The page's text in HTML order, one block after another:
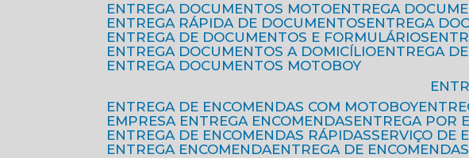
ENTREGA DOCUMENTOS MOTO
ENTREGA
ENTREGA RÁPIDA DE DOCUMENTOS
ENTREGA
ENTREGA DE DOCUMENTOS E FORMULÁRIOS
ENTREGA DOCUMENTOS A DOMICÍLIO
ENTREGA
ENTREGA DOCUMENTOS MOTOBOY
ENTREGA DE ENCOMENDAS COM MOTOBOY
EMPRESA ENTREGA ENCOMENDAS
ENTREGA POR
ENTREGA DE ENCOMENDAS RÁPIDAS
SERVIÇO
ENTREGA ENCOMENDA
ENTREGA DE ENCOMENDAS